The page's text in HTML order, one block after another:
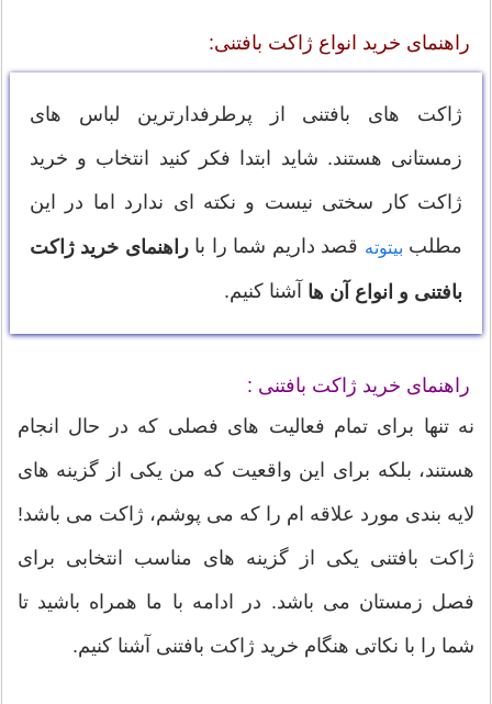
راهنمای خرید انواع ژاکت بافتنی:
ژاکت های بافتنی از پرطرفدارترین لباس های
زمستانی هستند. شاید ابتدا فکر کنید انتخاب و خرید
ژاکت کار سختی نیست و نکته ای ندارد اما در این
مطلب بیتوته قصد داریم شما را باراهنمای خرید ژاکت
بافتنی و انواع آن ها آشنا کنیم.
راهنمای خرید ژاکت بافتنی :
نه تنها برای تمام فعالیت های فصلی که در حال انجام
هستند، بلکه برای این واقعیت که من یکی از گزینه های
لایه بندی مورد علاقه ام را که می پوشم، ژاکت می باشد!
ژاکت بافتنی یکی از گزینه های مناسب انتخابی برای
فصل زمستان می باشد. در ادامه با ما همراه باشید تا
شما را با نکاتی هنگام خرید ژاکت بافتنی آشنا کنیم.